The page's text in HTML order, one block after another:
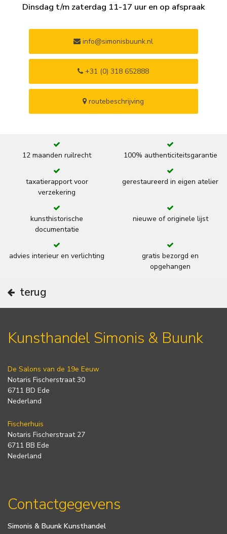
Dinsdag t/m zaterdag 11-17 uur en op afspraak
info@simonisbuunk.nl
+31 (0) 318 652888
routebeschrijving
12 maanden ruilrecht 100% authenticiteitsgarantie
taxatierapport voor
verzekering
gerestaureerd in eigen atelier
kunsthistorische
documentatie
nieuwe of originele lijst
advies interieur en verlichting
gratis bezorgd en
opgehangen
terug
Kunsthandel Simonis & Buunk
De Salons van de 19e Eeuw
Notaris Fischerstraat 30
6711 BD Ede
Nederland
Fischerhuis
Notaris Fischerstraat 27
6711 BB Ede
Nederland
Contactgegevens
Simonis & Buunk Kunsthandel